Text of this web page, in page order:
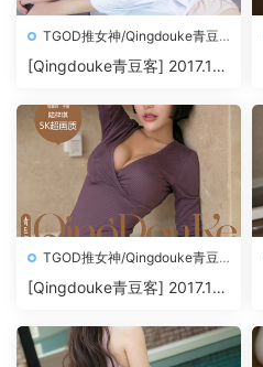
TGOD推女神/Qingdouke青豆
客
[Qingdouke青豆客] 2017.11.
TGOD推女神/Qingdouke青豆
客
[Qingdouke青豆客] 2017.11.